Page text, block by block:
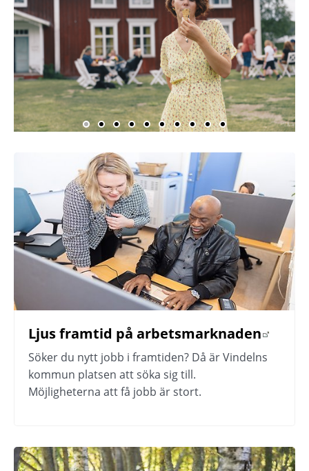
Ljus framtid på arbetsmarknaden
Länk till annan webbplats.
Söker du nytt jobb i framtiden? Då är Vindelns
kommun platsen att söka sig till.
Möjligheterna att få jobb är stort.